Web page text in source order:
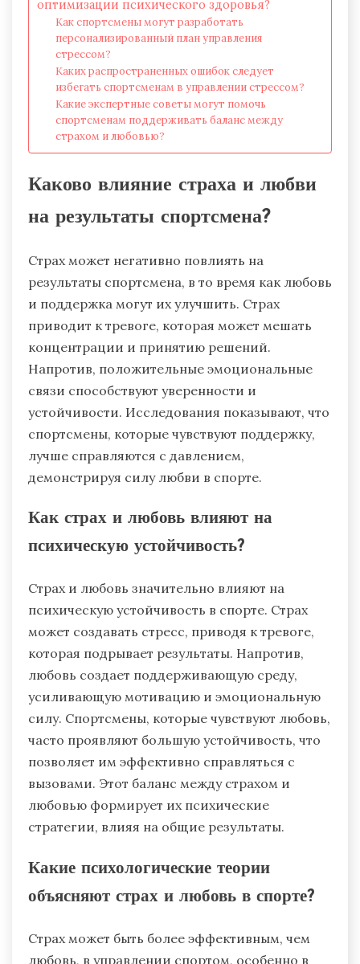
оптимизации психического здоровья?
Как спортсмены могут разработать
персонализированный план управления
стрессом?
Каких распространенных ошибок следует
избегать спортсменам в управлении стрессом?
Какие экспертные советы могут помочь
спортсменам поддерживать баланс между
страхом и любовью?
Каково влияние страха и любви
на результаты спортсмена?
Страх может негативно повлиять на
результаты спортсмена, в то время как любовь
и поддержка могут их улучшить. Страх
приводит к тревоге, которая может мешать
концентрации и принятию решений.
Напротив, положительные эмоциональные
связи способствуют уверенности и
устойчивости. Исследования показывают, что
спортсмены, которые чувствуют поддержку,
лучше справляются с давлением,
демонстрируя силу любви в спорте.
Как страх и любовь влияют на
психическую устойчивость?
Страх и любовь значительно влияют на
психическую устойчивость в спорте. Страх
может создавать стресс, приводя к тревоге,
которая подрывает результаты. Напротив,
любовь создает поддерживающую среду,
усиливающую мотивацию и эмоциональную
силу. Спортсмены, которые чувствуют любовь,
часто проявляют большую устойчивость, что
позволяет им эффективно справляться с
вызовами. Этот баланс между страхом и
любовью формирует их психические
стратегии, влияя на общие результаты.
Какие психологические теории
объясняют страх и любовь в спорте?
Страх может быть более эффективным, чем
любовь, в управлении спортом, особенно в